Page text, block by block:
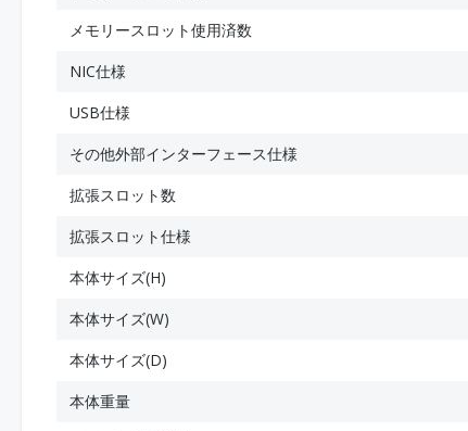
メモリースロット使用済数
NIC仕様
USB仕様
その他外部インターフェース仕様
拡張スロット数
拡張スロット仕様
本体サイズ(H)
本体サイズ(W)
本体サイズ(D)
本体重量